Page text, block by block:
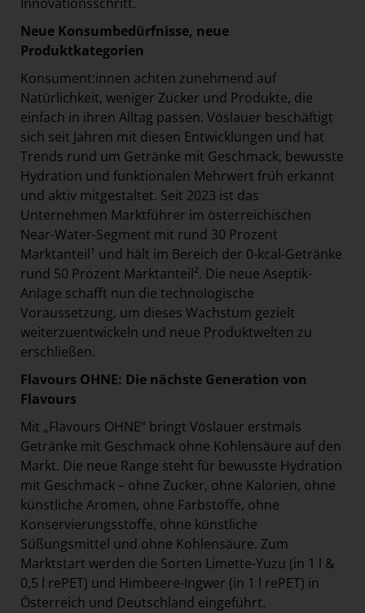
Neue Konsumbedürfnisse, neue
Produktkategorien
Konsument:innen achten zunehmend auf
Natürlichkeit, weniger Zucker und Produkte, die
einfach in ihren Alltag passen. Vöslauer beschäftigt
sich seit Jahren mit diesen Entwicklungen und hat
Trends rund um Getränke mit Geschmack, bewusste
Hydration und funktionalen Mehrwert früh erkannt
und aktiv mitgestaltet. Seit 2023 ist das
Unternehmen Marktführer im österreichischen
Near-Water-Segment mit rund 30 Prozent
Marktanteil¹ und hält im Bereich der 0-kcal-Getränke
rund 50 Prozent Marktanteil². Die neue Aseptik-
Anlage schafft nun die technologische
Voraussetzung, um dieses Wachstum gezielt
weiterzuentwickeln und neue Produktwelten zu
erschließen.
Flavours OHNE: Die nächste Generation von
Flavours
Mit „Flavours OHNE“ bringt Vöslauer erstmals
Getränke mit Geschmack ohne Kohlensäure auf den
Markt. Die neue Range steht für bewusste Hydration
mit Geschmack – ohne Zucker, ohne Kalorien, ohne
künstliche Aromen, ohne Farbstoffe, ohne
Konservierungsstoffe, ohne künstliche
Süßungsmittel und ohne Kohlensäure. Zum
Marktstart werden die Sorten Limette-Yuzu (in 1 l &
0,5 l rePET) und Himbeere-Ingwer (in 1 l rePET) in
Österreich und Deutschland eingeführt.